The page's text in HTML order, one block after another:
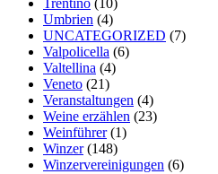
Trentino (10)
Umbrien (4)
UNCATEGORIZED (7)
Valpolicella (6)
Valtellina (4)
Veneto (21)
Veranstaltungen (4)
Weine erzählen (23)
Weinführer(1)
Winzer(148)
Winzervereinigungen (6)